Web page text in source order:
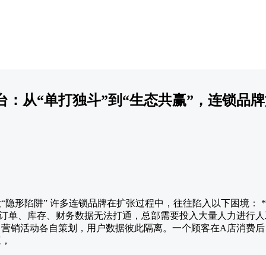
：从“单打独斗”到“生态共赢”，连锁品
隐形陷阱” 许多连锁品牌在扩张过程中，往往陷入以下困境
单、库存、财务数据无法打通，总部需要投入大量人力进行
销活动各自策划，用户数据彼此隔离。一个顾客在A店消费